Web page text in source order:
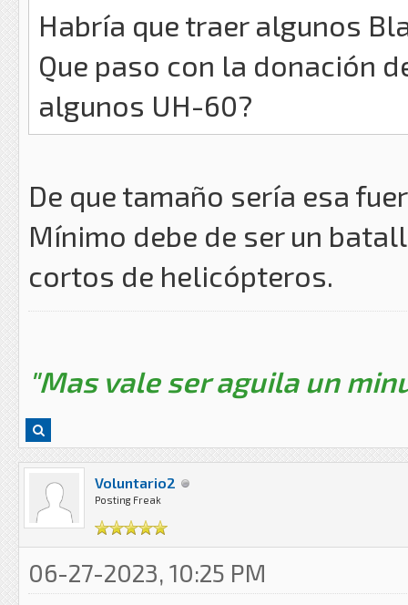
Habría que traer algunos
Que paso con la donación
algunos UH-60?
De que tamaño sería esa
Mínimo debe de ser un
cortos de helicópteros.
"Mas vale ser aguila un
Voluntario2
Posting Freak
06-27-2023, 10:25 PM